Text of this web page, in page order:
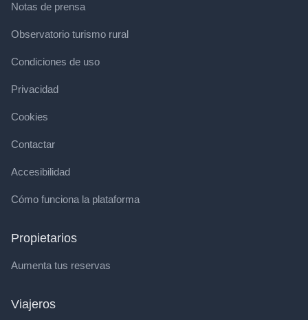
Notas de prensa
Observatorio turismo rural
Condiciones de uso
Privacidad
Cookies
Contactar
Accesibilidad
Cómo funciona la plataforma
Propietarios
Aumenta tus reservas
Viajeros